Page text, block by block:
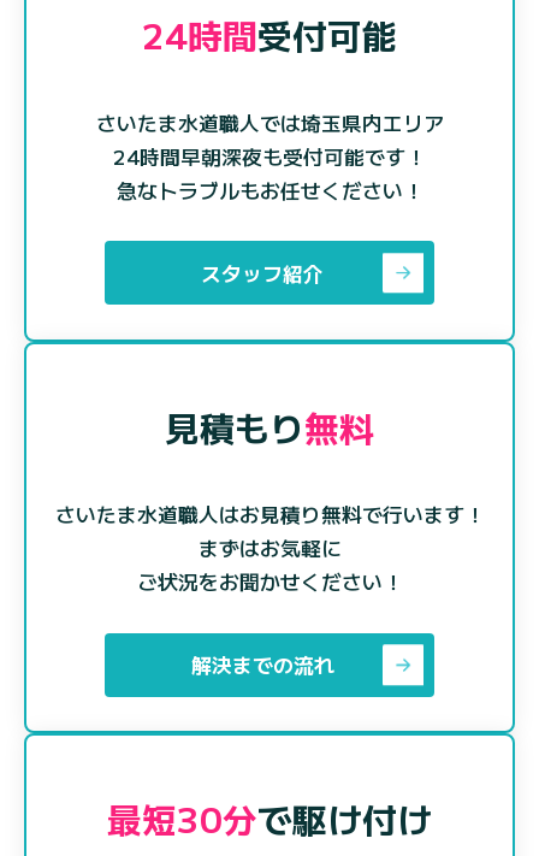
24時間受付可能
さいたま水道職人では埼玉県内エリア
24時間早朝深夜も受付可能です！
急なトラブルもお任せください！
スタッフ紹介
見積もり無料
さいたま水道職人はお見積り無料で行います！
まずはお気軽に
ご状況をお聞かせください！
解決までの流れ
最短30分で駆け付け